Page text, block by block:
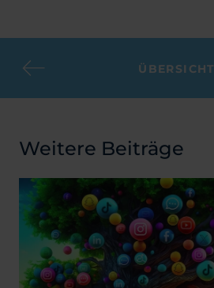
ÜBERSICHT
Weitere Beiträge